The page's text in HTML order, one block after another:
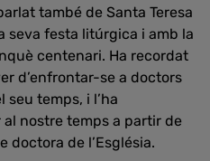
també de Santa Teresa
seva festa litúrgica i amb la
centenari. Ha recordat
d’enfrontar-se a doctors
temps, i l’ha
nostre temps a partir de
doctora de l’Església.